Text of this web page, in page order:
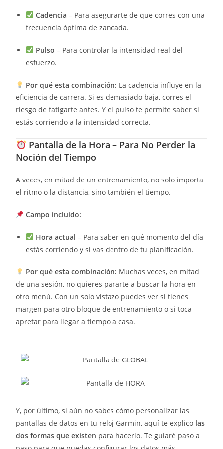
Cadencia – Para asegurarte de que corres con una
frecuencia óptima de zancada.
Pulso – Para controlar la intensidad real del
esfuerzo.
Por qué esta combinación: La cadencia influye en la
eficiencia de carrera. Si es demasiado baja, corres el
riesgo de fatigarte antes. Y el pulso te permite saber si
estás corriendo a la intensidad correcta.
Pantalla de la Hora – Para No Perder la
Noción del Tiempo
A veces, en mitad de un entrenamiento, no solo importa
el ritmo o la distancia, sino también el tiempo.
Campo incluido:
Hora actual – Para saber en qué momento del día
estás corriendo y si vas dentro de tu planificación.
Por qué esta combinación: Muchas veces, en mitad
de una sesión, no quieres pararte a buscar la hora en
otro menú. Con un solo vistazo puedes ver si tienes
margen para otro bloque de entrenamiento o si toca
apretar para llegar a tiempo a casa.
Y, por último, si aún no sabes cómo personalizar las
pantallas de datos en tu reloj Garmin, aquí te explico las
dos formas que existen para hacerlo. Te guiaré paso a